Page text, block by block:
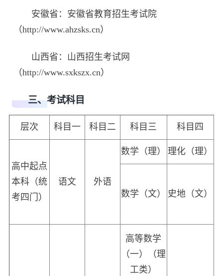
安徽省：安徽省教育招生考试院
（http://www.ahzsks.cn）
山西省：山西招生考试网
（http://www.sxkszx.cn）
三、考试科目
层次 科目一 科目二 科目三 科目四
高中起点
本科（统
考四门）
语文 外语
数学（理） 理化（理）
数学（文） 史地（文）
高等数学
（一）（理
工类）